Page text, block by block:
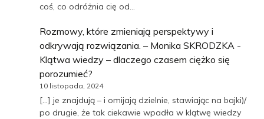
coś, co odróżnia cię od…
Rozmowy, które zmieniają perspektywy i
odkrywają rozwiązania. – Monika SKRODZKA -
Klątwa wiedzy – dlaczego czasem ciężko się
porozumieć?
10 listopada, 2024
[…] je znajdują – i omijają dzielnie, stawiając na bajki)/
po drugie, że tak ciekawie wpadła w klątwę wiedzy